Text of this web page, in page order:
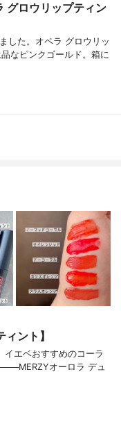
グロウリップティン
した。オペラ グロウリッ
なピンクゴールド。箱に
ント】
イエベおすすめのコーラ
オーロラ デュ